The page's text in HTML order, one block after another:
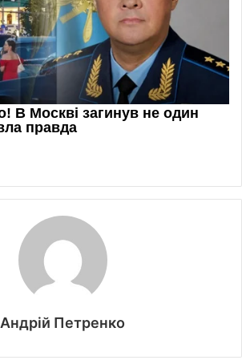
Андрій Петренко